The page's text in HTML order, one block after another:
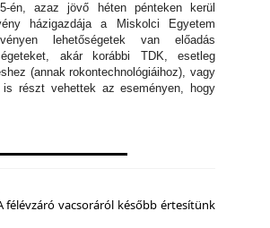
én, azaz jövő héten pénteken kerül
házigazdája a Miskolci Egyetem
lehetőségetek van előadás
akár korábbi TDK, esetleg
(annak rokontechnológiáihoz), vagy
részt vehettek az eseményen, hogy
félévzáró vacsoráról később értesítünk